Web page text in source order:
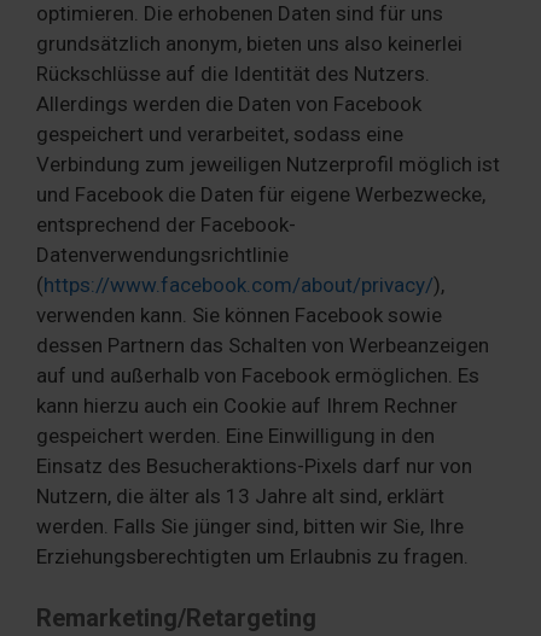
optimieren. Die erhobenen Daten sind für uns
grundsätzlich anonym, bieten uns also keinerlei
Rückschlüsse auf die Identität des Nutzers.
Allerdings werden die Daten von Facebook
gespeichert und verarbeitet, sodass eine
Verbindung zum jeweiligen Nutzerprofil möglich ist
und Facebook die Daten für eigene Werbezwecke,
entsprechend der Facebook-
Datenverwendungsrichtlinie
(https://www.facebook.com/about/privacy/),
verwenden kann. Sie können Facebook sowie
dessen Partnern das Schalten von Werbeanzeigen
auf und außerhalb von Facebook ermöglichen. Es
kann hierzu auch ein Cookie auf Ihrem Rechner
gespeichert werden. Eine Einwilligung in den
Einsatz des Besucheraktions-Pixels darf nur von
Nutzern, die älter als 13 Jahre alt sind, erklärt
werden. Falls Sie jünger sind, bitten wir Sie, Ihre
Erziehungsberechtigten um Erlaubnis zu fragen.
Remarketing/Retargeting